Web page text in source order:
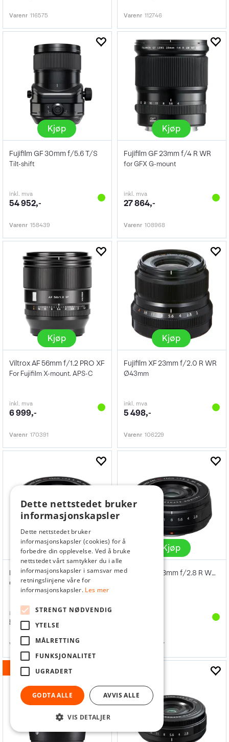
Varenr 116575 Varenr 112746
Kjøp
Fujifilm GF 30mm f/5.6 T/S
Tilt-shift
inkl. mva
54 952,-
Varenr 158439
Kjøp
Fujifilm GF 23mm f/4 R WR
for GFX G-mount
inkl. mva
27 864,-
Varenr 108968
Kjøp
Viltrox AF 56mm f/1.2 PRO XF
For Fujifilm X-mount. APS-C
inkl. mva
6 999,-
Varenr 170391
Kjøp
Fujifilm XF 23mm f/2.0 R WR
Ø43mm
inkl. mva
5 498,-
Varenr 106229
Kjøp
Fujifilm XF 23mm f/2.8 R WR Sølv
Ø39mm
inkl. mva
5 989,-
Varenr 169306
Kjøp
Fujifilm XF 23mm f/2.8 R WR Sort
169307
15%
Dette nettstedet bruker
informasjonskapsler
Dette nettstedet bruker
informasjonskapsler (cookies) for å
forbedre din opplevelse. Ved å bruke
nettstedet vårt samtykker du i alle
informasjonskapsler i samsvar med
retningslinjene våre for
informasjonskapsler. Les mer
STRENGT NØDVENDIG
YTELSE
MÅLRETTING
FUNKSJONALITET
UGRADERT
GODTA ALLE AVVIS ALLE
VIS DETALJER